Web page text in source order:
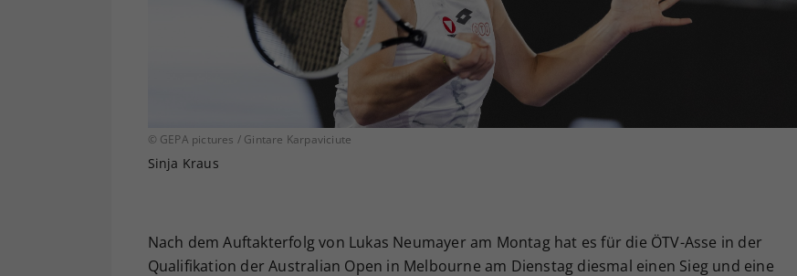
© GEPA pictures / Gintare Karpaviciute
Sinja Kraus
Nach dem Auftakterfolg von Lukas Neumayer am Montag hat es für die ÖTV-Asse in der
Qualifikation der Australian Open in Melbourne am Dienstag diesmal einen Sieg und eine
Ihrer vorgenommen Einstellungen, falls der
Webseiten-Betreiber dies eingestellt hat.